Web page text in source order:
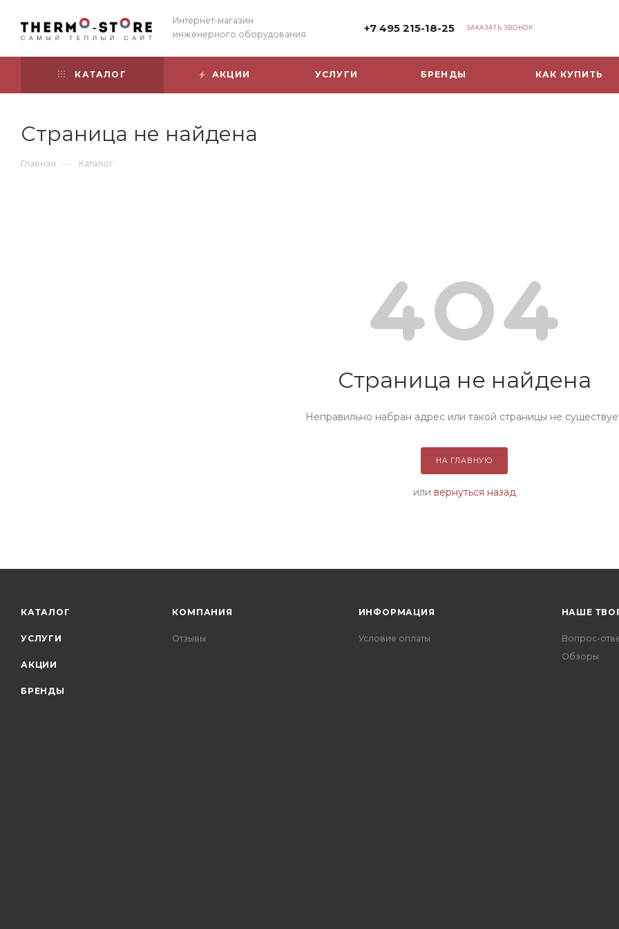
Интернет-магазин
инженерного оборудования
+7 495 215-18-25 ЗАКАЗАТЬ ЗВОНОК
КАТАЛОГ АКЦИИ УСЛУГИ БРЕНДЫ КАК КУПИТЬ
Страница не найдена
Главная — Каталог
Страница не найдена
Неправильно набран адрес или такой страницы не
НА ГЛАВНУЮ
или вернуться назад
КАТАЛОГ
УСЛУГИ
АКЦИИ
БРЕНДЫ
КОМПАНИЯ
Отзывы
ИНФОРМАЦИЯ
Условие оплаты
НАШЕ
Вопрос-
Обзоры